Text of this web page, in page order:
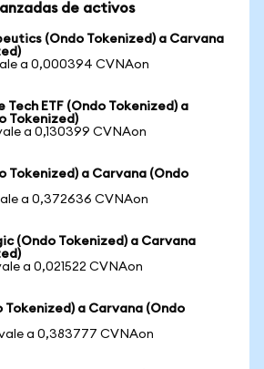
de activos
(Ondo Tokenized) a Carvana
a 0,000394 CVNAon
Tech ETF (Ondo Tokenized) a
Tokenized)
a 0,130399 CVNAon
Tokenized) a Carvana (Ondo
a 0,372636 CVNAon
(Ondo Tokenized) a Carvana
a 0,021522 CVNAon
Tokenized) a Carvana (Ondo
a 0,383777 CVNAon